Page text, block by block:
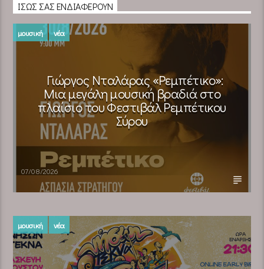
ΊΣΩΣ ΣΑΣ ΕΝΔΙΑΦΈΡΟΥΝ
μουσική νέα
Γιώργος Νταλάρας «Ρεμπέτικο»:
Μια μεγάλη μουσική βραδιά στο
πλαίσιο του Φεστιβάλ Ρεμπέτικου
Σύρου
07/08/2026
μουσική νέα